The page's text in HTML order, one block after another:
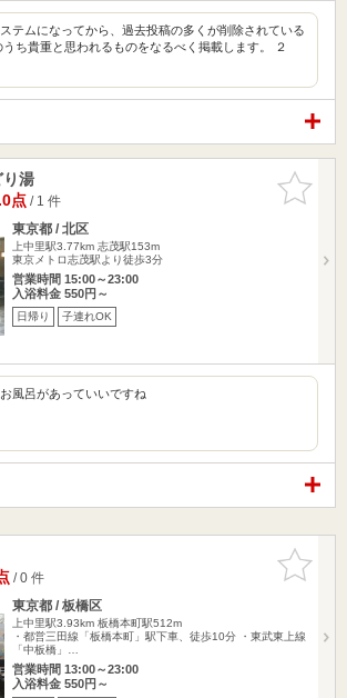
テムになってから、過去投稿の多くが削除されている
うち貴重と思われるものをなるべく掲載します。 ２
お気に入
りに追加
湯
点/ 1 件
東京都 / 北区
上中里駅3.77km 志茂駅153m
東京メトロ志茂駅より徒歩3分
営業時間 15:00～23:00
入浴料金 550円～
日帰り 子連れOK
風呂があっていいですね
お気に入
りに追加
/ 0 件
東京都 / 板橋区
上中里駅3.93km 板橋本町駅512m
・都営三田線「板橋本町」駅下車、徒歩10分 ・東武東上線
「中板橋」…
営業時間 13:00～23:00
入浴料金 550円～